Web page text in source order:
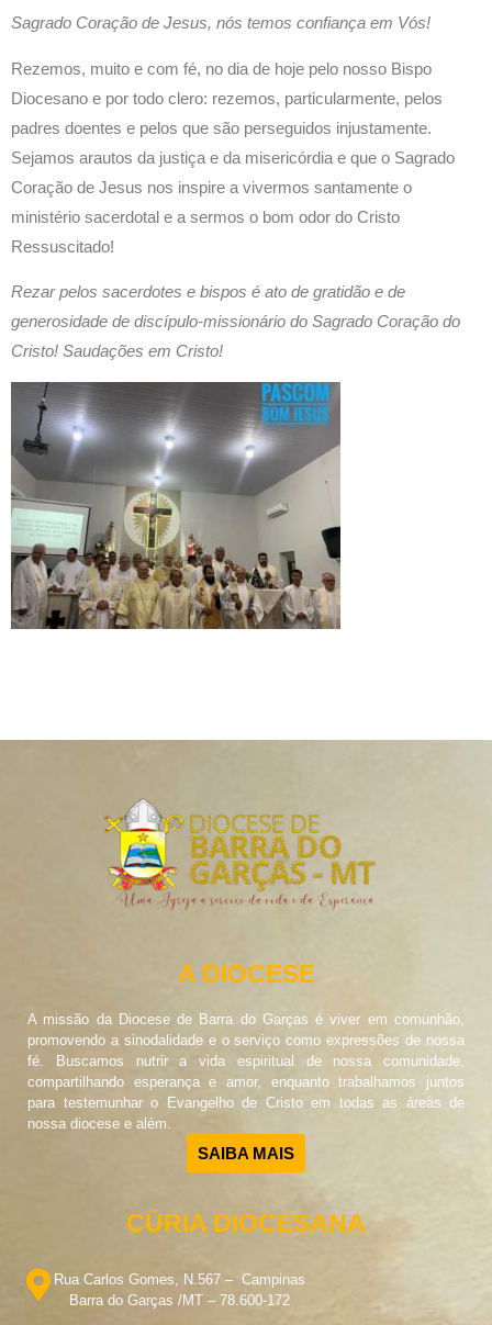
Sagrado Coração de Jesus, nós temos confiança em Vós!
Rezemos, muito e com fé, no dia de hoje pelo nosso Bispo
Diocesano e por todo clero: rezemos, particularmente, pelos
padres doentes e pelos que são perseguidos injustamente.
Sejamos arautos da justiça e da misericórdia e que o Sagrado
Coração de Jesus nos inspire a vivermos santamente o
ministério sacerdotal e a sermos o bom odor do Cristo
Ressuscitado!
Rezar pelos sacerdotes e bispos é ato de gratidão e de
generosidade de discípulo-missionário do Sagrado Coração do
Cristo! Saudações em Cristo!
A DIOCESE
A missão da Diocese de Barra do Garças é viver em comunhão,
promovendo a sinodalidade e o serviço como expressões de nossa
fé. Buscamos nutrir a vida espiritual de nossa comunidade,
compartilhando esperança e amor, enquanto trabalhamos juntos
para testemunhar o Evangelho de Cristo em todas as áreas de
nossa diocese e além.
SAIBA MAIS
CÚRIA DIOCESANA
Rua Carlos Gomes, N.567 – Campinas
Barra do Garças /MT – 78.600-172